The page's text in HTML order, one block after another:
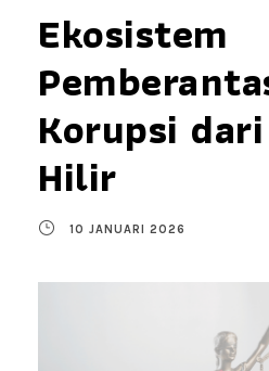
Ekosistem
Korupsi
Hilir
10 JANUARI 2026